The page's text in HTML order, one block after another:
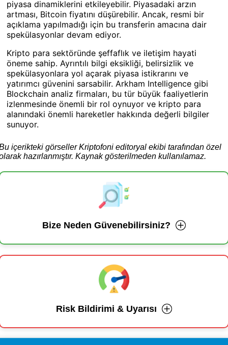
piyasa dinamiklerini etkileyebilir. Piyasadaki arzın
artması, Bitcoin fiyatını düşürebilir. Ancak, resmi bir
açıklama yapılmadığı için bu transferin amacına dair
spekülasyonlar devam ediyor.
Kripto para sektöründe şeffaflık ve iletişim hayati
öneme sahip. Ayrıntılı bilgi eksikliği, belirsizlik ve
spekülasyonlara yol açarak piyasa istikrarını ve
yatırımcı güvenini sarsabilir. Arkham Intelligence gibi
Blockchain analiz firmaları, bu tür büyük faaliyetlerin
izlenmesinde önemli bir rol oynuyor ve kripto para
alanındaki önemli hareketler hakkında değerli bilgiler
sunuyor.
içerikteki görseller Kriptofoni editoryal ekibi tarafından özel
hazırlanmıştır. Kaynak gösterilmeden kullanılamaz.
Bize Neden Güvenebilirsiniz?
Risk Bildirimi & Uyarısı